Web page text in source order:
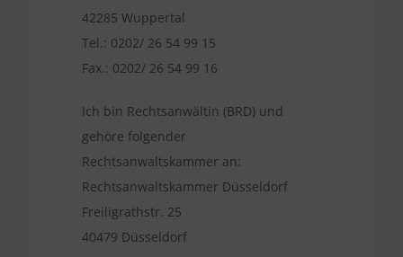
42285 Wuppertal
Tel.: 0202/ 26 54 99 15
Fax.: 0202/ 26 54 99 16
Ich bin Rechtsanwältin (BRD) und
gehöre folgender
Rechtsanwaltskammer an:
Rechtsanwaltskammer Düsseldorf
Freiligrathstr. 25
40479 Düsseldorf